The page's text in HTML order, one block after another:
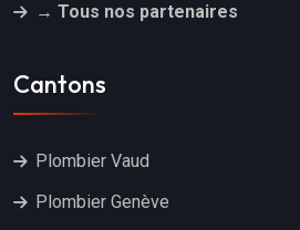
→ Tous nos partenaires
Cantons
Plombier Vaud
Plombier Genève